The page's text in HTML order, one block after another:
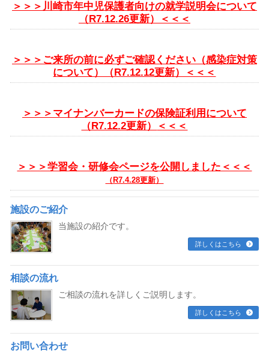
＞＞＞川崎市年中児保護者向けの就学説明会について
（R7.12.26更新）＜＜＜
＞＞＞ご来所の前に必ずご確認ください（感染症対策
について）（R7.12.12更新）＜＜＜
＞＞＞マイナンバーカードの保険証利用について
（R7.12.2更新）
＜＜＜
＞＞＞学習会・研修会ページを公開しました＜＜＜
（R7.4.28更新）
施設のご紹介
当施設の紹介です。
詳しくはこちら
相談の流れ
ご相談の流れを詳しくご説明します。
詳しくはこちら
お問い合わせ